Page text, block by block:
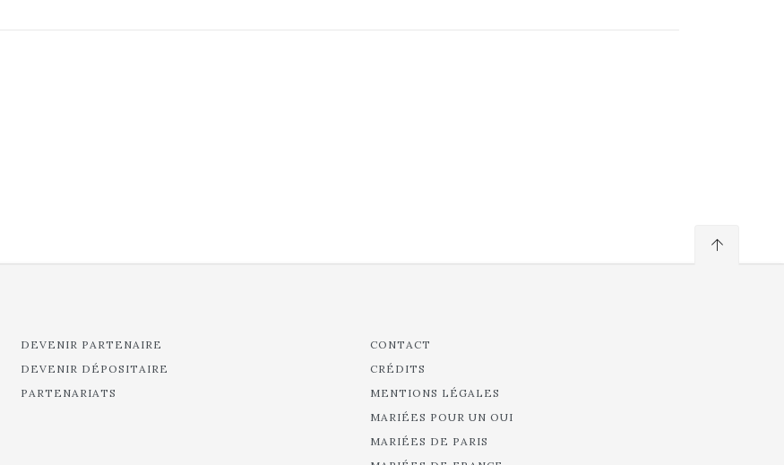
DEVENIR PARTENAIRE
DEVENIR DÉPOSITAIRE
PARTENARIATS
CONTACT
CRÉDITS
MENTIONS LÉGALES
MARIÉES POUR UN OUI
MARIÉES DE PARIS